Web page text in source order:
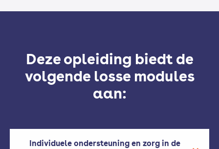
Deze opleiding biedt de
volgende losse modules
aan:
Individuele ondersteuning en zorg in de